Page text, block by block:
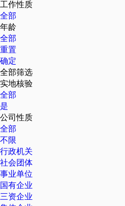
工作性质
全部
年龄
全部
重置
确定
全部筛选
实地核验
全部
是
公司性质
全部
不限
行政机关
社会团体
事业单位
国有企业
三资企业